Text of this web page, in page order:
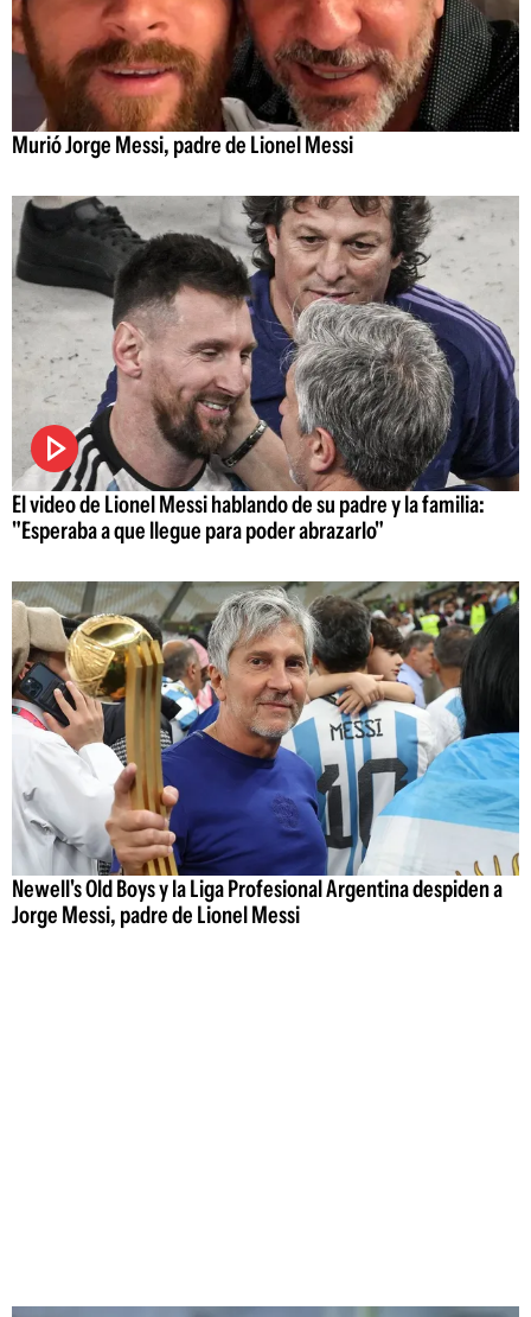
Murió Jorge Messi, padre de Lionel Messi
El video de Lionel Messi hablando de su padre y la familia:
"Esperaba a que llegue para poder abrazarlo"
Newell's Old Boys y la Liga Profesional Argentina despiden a
Jorge Messi, padre de Lionel Messi